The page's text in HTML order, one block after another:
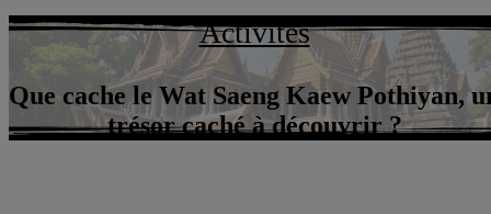
Activités
Que cache le Wat Saeng Kaew Pothiyan,
trésor caché à découvrir ?